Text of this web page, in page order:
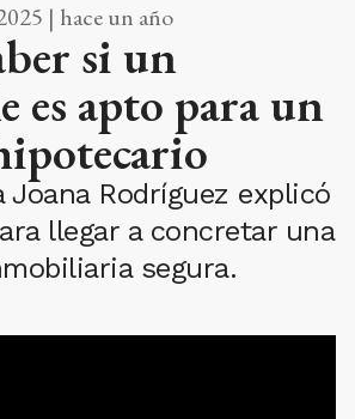
| hace un año
si un
es apto para un
Joana Rodríguez explicó
llegar a concretar una
segura.